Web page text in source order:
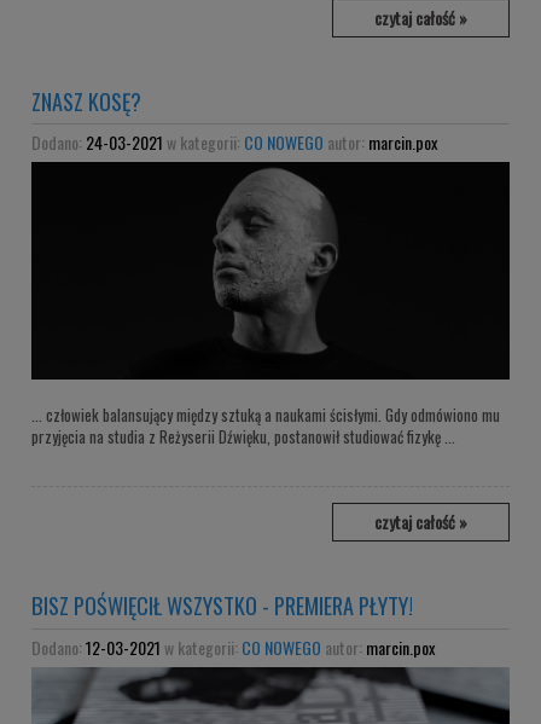
czytaj całość »
ZNASZ KOSĘ?
Dodano: 24-03-2021w kategorii: CO NOWEGO autor: marcin.pox
... człowiek balansujący między sztuką a naukami ścisłymi. Gdy odmówiono mu
przyjęcia na studia z Reżyserii Dźwięku, postanowił studiować fizykę ...
czytaj całość »
BISZ POŚWIĘCIŁ WSZYSTKO - PREMIERA PŁYTY!
Dodano:12-03-2021w kategorii: CO NOWEGO autor: marcin.pox